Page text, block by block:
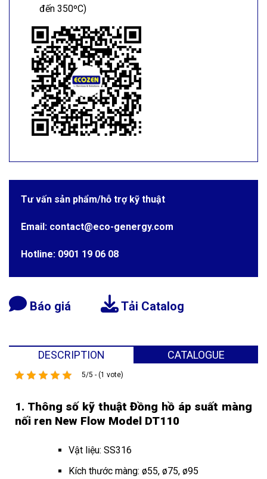
đến 350ºC)
Tư vấn sản phẩm/hỗ trợ kỹ thuật
Email: contact@eco-genergy.com
Hotline: 0901 19 06 08
Báo giá Tải Catalog
DESCRIPTION CATALOGUE
5/5 - (1 vote)
1. Thông số kỹ thuậtĐồng hồ áp suất màng
nối ren New Flow Model DT110
Vật liệu: SS316
Kích thước màng: ø55, ø75, ø95